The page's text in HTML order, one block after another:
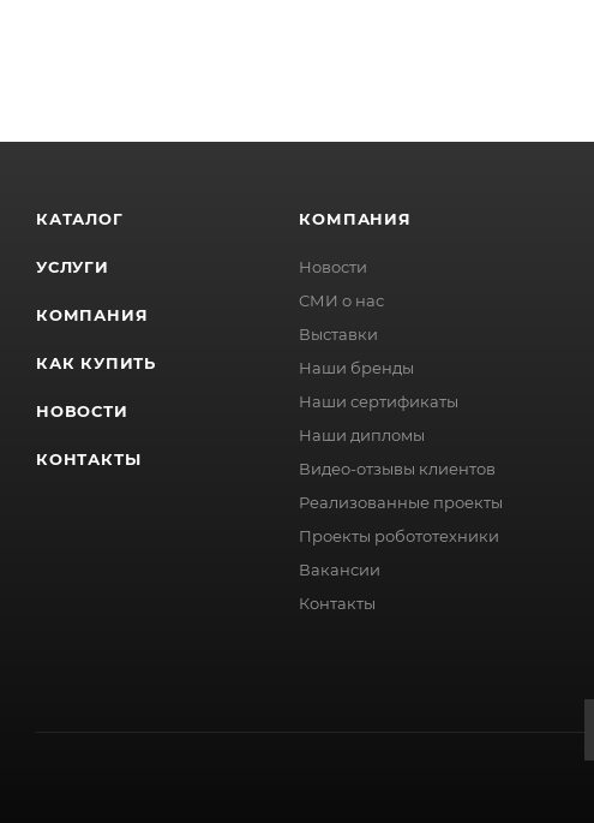
КАТАЛОГ
УСЛУГИ
КОМПАНИЯ
КАК КУПИТЬ
НОВОСТИ
КОНТАКТЫ
КОМПАНИЯ
Новости
СМИ о нас
Выставки
Наши бренды
Наши сертификаты
Наши дипломы
Видео-отзывы клиентов
Реализованные проекты
Проекты робототехники
Вакансии
Контакты